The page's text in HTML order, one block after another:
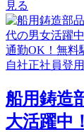
見る
船用鋳造
大活躍中